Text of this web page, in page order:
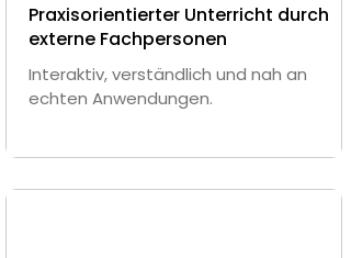
Praxisorientierter Unterricht durch
externe Fachpersonen
Interaktiv, verständlich und nah an
echten Anwendungen.